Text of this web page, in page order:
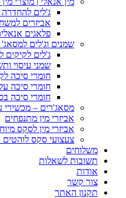
ג'לים
אביזרים
פלאגים
שמנים וג'לים למסאג'
ג'לים לקיקים
שמני עיסוי
חומרי סיכה
חומרי סיכה
חומרי סיכה
מסאג'רים – מכשירי
אביזרי מין מתנפחים
אביזרי מין לסקס
צעצועי סקס
משלוחים
תשובות לשאלות
אודות
צור קשר
תקנון האתר